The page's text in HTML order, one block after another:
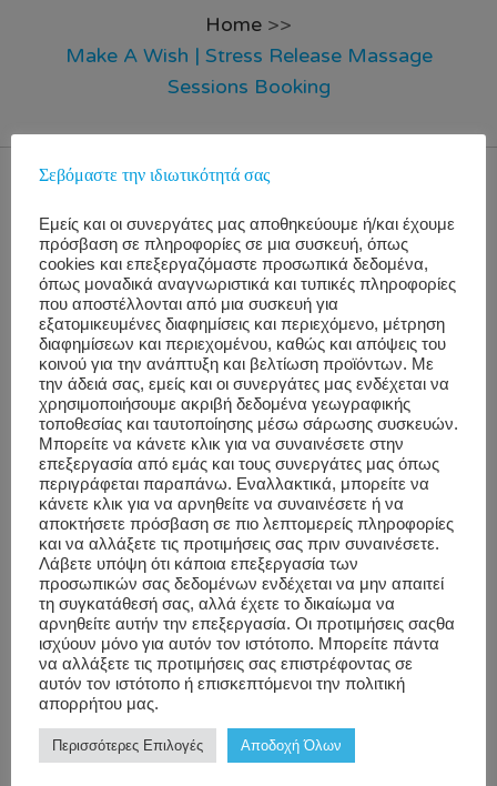
Home >>
Make A Wish | Stress Release Massage
Sessions Booking
WorkWell Welcomes You!
Remarks:Οι κρατήσεις είναι εφικτές ψηφιακά
οποιαδήποτεημέρα πριντην υλοποίηση. Σε περίπτωση
πουυπάρχουν κενές θέσειςκαι στην προσπάθεια μας
να σας εξυπηρετήσουμε την ίδια ημέρα, μπορείτε να
μαςεπισκεφτείτεστο χώρο υλοποίησης, όπου θα
υπάρχειεκτυπωμένη η λίσταμε τα ρ/β και ο
Υπεύθυνος Υποδοχής μας θακαταχωρήσειτο όνομα
σαςστα όποια κενά μπορείνα υπάρχουν.
υγ: σας παρακαλούμε να καταχωρήσετε το ρ/β σας μαζί
μας στο ημερολόγιο σας και σε περίπτωση που σας
είναι αδύνατο να παρευρεθείτε, αποδεσμεύστε την θέση
σας μέσω του απαντητικού email που θα λάβετε.
August 2026
Σεβόμαστε την ιδιωτικότητά σας
Εμείς και οι συνεργάτες μας αποθηκεύουμε ή/και έχουμε
πρόσβαση σε πληροφορίες σε μια συσκευή, όπως
cookies και επεξεργαζόμαστε προσωπικά δεδομένα,
όπως μοναδικά αναγνωριστικά και τυπικές πληροφορίες
που αποστέλλονται από μια συσκευή για
εξατομικευμένες διαφημίσεις και περιεχόμενο, μέτρηση
διαφημίσεων και περιεχομένου, καθώς και απόψεις του
κοινού για την ανάπτυξη και βελτίωση προϊόντων. Με
την άδειά σας, εμείς και οι συνεργάτες μας ενδέχεται να
χρησιμοποιήσουμε ακριβή δεδομένα γεωγραφικής
τοποθεσίας και ταυτοποίησης μέσω σάρωσης συσκευών.
Μπορείτε να κάνετε κλικ για να συναινέσετε στην
επεξεργασία από εμάς και τους συνεργάτες μας όπως
περιγράφεται παραπάνω. Εναλλακτικά, μπορείτε να
κάνετε κλικ για να αρνηθείτε να συναινέσετε ή να
αποκτήσετε πρόσβαση σε πιο λεπτομερείς πληροφορίες
και να αλλάξετε τις προτιμήσεις σας πριν συναινέσετε.
Λάβετε υπόψη ότι κάποια επεξεργασία των
προσωπικών σας δεδομένων ενδέχεται να μην απαιτεί
τη συγκατάθεσή σας, αλλά έχετε το δικαίωμα να
αρνηθείτε αυτήν την επεξεργασία. Οι προτιμήσεις σαςθα
ισχύουν μόνο για αυτόν τον ιστότοπο. Μπορείτε πάντα
να αλλάξετε τις προτιμήσεις σας επιστρέφοντας σε
αυτόν τον ιστότοπο ή επισκεπτόμενοι την πολιτική
απορρήτου μας.
Περισσότερες Επιλογές Αποδοχή Όλων